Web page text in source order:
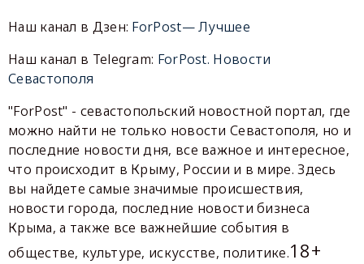
Наш канал в Дзен: ForPost— Лучшее
Наш канал в Telegram: ForPost. Новости
Севастополя
"ForPost" - севастопольский новостной портал, где
можно найти не только новости Севастополя, но и
последние новости дня, все важное и интересное,
что происходит в Крыму, России и в мире. Здесь
вы найдете самые значимые происшествия,
новости города, последние новости бизнеса
Крыма, а также все важнейшие события в
обществе, культуре, искусстве, политике.18+